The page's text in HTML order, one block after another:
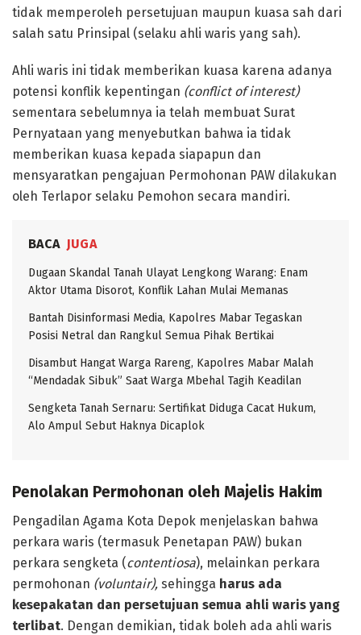
tidak memperoleh persetujuan maupun kuasa sah dari
salah satu Prinsipal (selaku ahli waris yang sah).
Ahli waris ini tidak memberikan kuasa karena adanya
potensi konflik kepentingan (conflict of interest)
sementara sebelumnya ia telah membuat Surat
Pernyataan yang menyebutkan bahwa ia tidak
memberikan kuasa kepada siapapun dan
mensyaratkan pengajuan Permohonan PAW dilakukan
oleh Terlapor selaku Pemohon secara mandiri.
BACA JUGA
Dugaan Skandal Tanah Ulayat Lengkong Warang: Enam
Aktor Utama Disorot, Konflik Lahan Mulai Memanas
Bantah Disinformasi Media, Kapolres Mabar Tegaskan
Posisi Netral dan Rangkul Semua Pihak Bertikai
Disambut Hangat Warga Rareng, Kapolres Mabar Malah
“Mendadak Sibuk” Saat Warga Mbehal Tagih Keadilan
Sengketa Tanah Sernaru: Sertifikat Diduga Cacat Hukum,
Alo Ampul Sebut Haknya Dicaplok
Penolakan Permohonan oleh Majelis Hakim
Pengadilan Agama Kota Depok menjelaskan bahwa
perkara waris (termasuk Penetapan PAW) bukan
perkara sengketa (contentiosa), melainkan perkara
permohonan (voluntair), sehingga harus ada
kesepakatan dan persetujuan semua ahli waris yang
terlibat. Dengan demikian, tidak boleh ada ahli waris